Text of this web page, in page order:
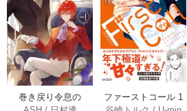
巻き戻り令息の
ファーストコール 1